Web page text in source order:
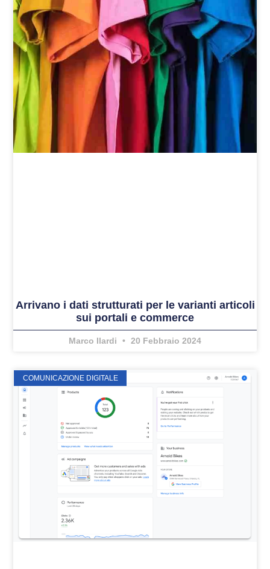
Arrivano i dati strutturati per le varianti articoli
sui portali e commerce
Marco Ilardi 20 Febbraio 2024
COMUNICAZIONE DIGITALE